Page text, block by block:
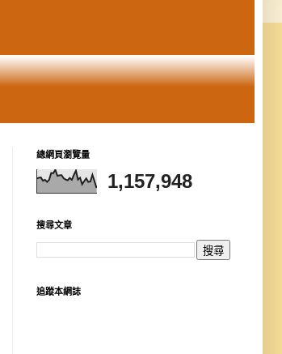
總網頁瀏覽量
1,157,948
搜尋文章
追蹤本網誌